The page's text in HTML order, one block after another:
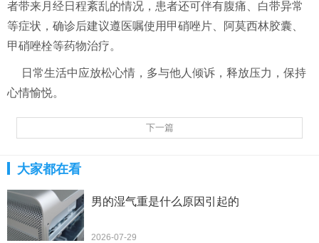
者带来月经日程紊乱的情况，患者还可伴有腹痛、白带异常
等症状，确诊后建议遵医嘱使用甲硝唑片、阿莫西林胶囊、
甲硝唑栓等药物治疗。
日常生活中应放松心情，多与他人倾诉，释放压力，保持
心情愉悦。
下一篇
大家都在看
男的湿气重是什么原因引起的
2026-07-29